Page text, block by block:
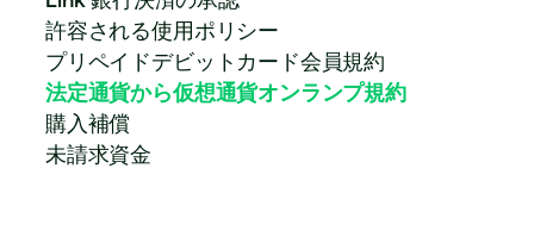
許容される使用ポリシー
プリペイドデビットカード会員規約
法定通貨から仮想通貨オンランプ規約
購入補償
未請求資金